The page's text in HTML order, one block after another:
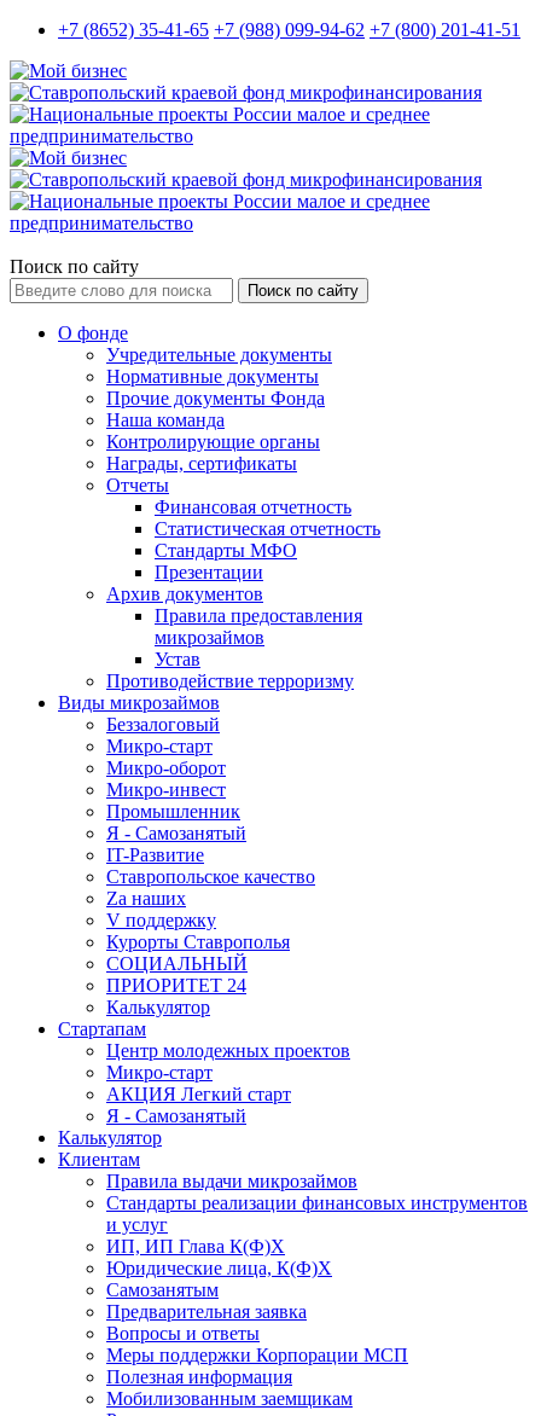
+7 (8652) 35-41-65 +7 (988) 099-94-62 +7 (800) 201-41-51
Поиск по сайту
Поиск по сайту
О фонде
Учредительные документы
Нормативные документы
Прочие документы Фонда
Наша команда
Контролирующие органы
Награды, сертификаты
Отчеты
Финансовая отчетность
Статистическая отчетность
Стандарты МФО
Презентации
Архив документов
Правила предоставления
микрозаймов
Устав
Противодействие терроризму
Виды микрозаймов
Беззалоговый
Микро-старт
Микро-оборот
Микро-инвест
Промышленник
Я - Самозанятый
IT-Развитие
Ставропольское качество
Za наших
V поддержку
Курорты Ставрополья
СОЦИАЛЬНЫЙ
ПРИОРИТЕТ 24
Калькулятор
Стартапам
Центр молодежных проектов
Микро-старт
АКЦИЯ Легкий старт
Я - Самозанятый
Калькулятор
Клиентам
Правила выдачи микрозаймов
Стандарты реализации финансовых инструментов
и услуг
ИП, ИП Глава К(Ф)Х
Юридические лица, К(Ф)Х
Самозанятым
Предварительная заявка
Вопросы и ответы
Меры поддержки Корпорации МСП
Полезная информация
Мобилизованным заемщикам